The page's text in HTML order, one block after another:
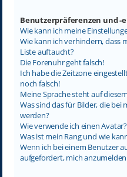
Benutzerpräferenzen und -
Wie kann ich meine
Wie kann ich verhindern, dass
Liste auftaucht?
Die Forenuhr geht falsch!
Ich habe die Zeitzone
noch falsch!
Meine Sprache steht auf
Was sind das für Bilder, die
werden?
Wie verwende ich einen Avatar?
Was ist mein Rang und wie
Wenn ich bei einem Benutzer
aufgefordert, mich